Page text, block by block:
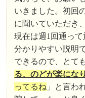
いきました。初回
に聞いていただき、
現在は週1回通って
分かりやすい説明
できるので、とて
る、のどが楽になり
ってるね 」と言わ